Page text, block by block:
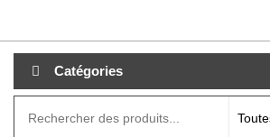
au
contenuCatégories